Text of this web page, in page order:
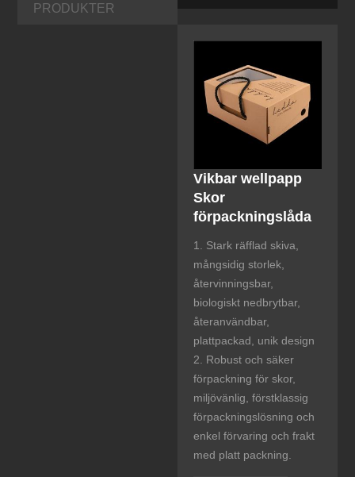
Vikbar wellpapp
Skor
förpackningslåda
1. Stark räfflad skiva,
mångsidig storlek,
återvinningsbar,
biologiskt nedbrytbar,
återanvändbar,
plattpackad, unik design
2. Robust och säker
förpackning för skor,
miljövänlig, förstklassig
förpackningslösning och
enkel förvaring och frakt
med platt packning.
PRODUKTER